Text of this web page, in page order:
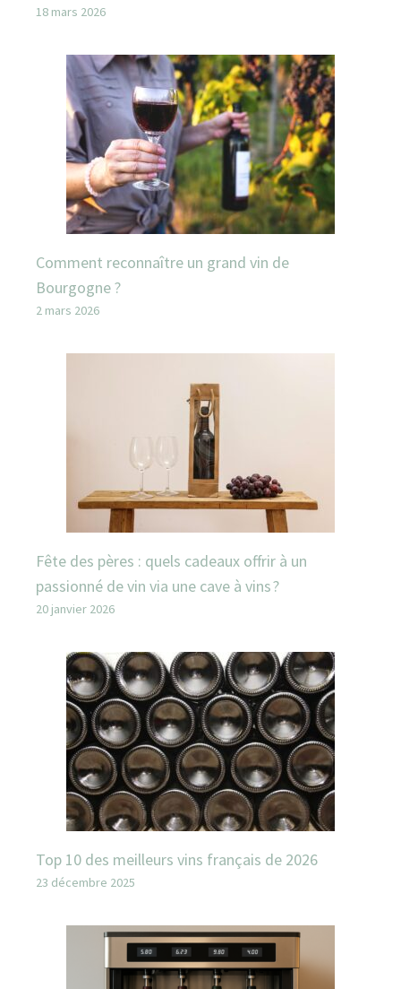
18 mars 2026
Comment reconnaître un grand vin de
Bourgogne ?
2 mars 2026
Fête des pères : quels cadeaux offrir à un
passionné de vin via une cave à vins ?
20 janvier 2026
Top 10 des meilleurs vins français de 2026
23 décembre 2025